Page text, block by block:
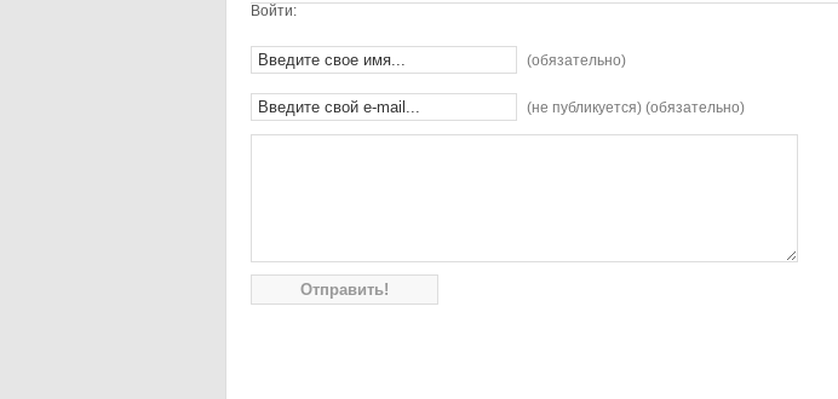
Войти:
(обязательно)
(не публикуется) (обязательно)